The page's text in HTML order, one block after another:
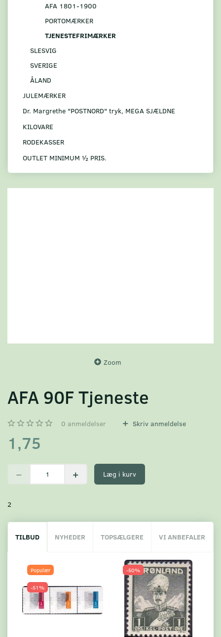
AFA 1801-1900
PORTOMÆRKER
TJENESTEFRIMÆRKER
SLESVIG
SVERIGE
ÅLAND
JULEMÆRKER
Dr. Margrethe "POSTNORD" tryk, MEGA SJÆLDNE
KILOVARE
RODEKASSER
OUTLET MINIMUM ½ PRIS.
Zoom
AFA 90F Tjeneste
0 anmeldelser Skriv anmeldelse
1,75
Læg i kurv
2
TILBUD NYHEDER TOPSÆLGERE VI ANBEFALER
Populær
-51%
-50%